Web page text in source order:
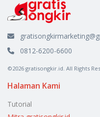
0812-6200-6600
©2026 gratisongkir.id. All Rights
Halaman Kami
Tutorial